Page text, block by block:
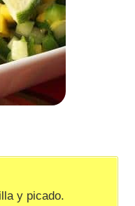
y picado.